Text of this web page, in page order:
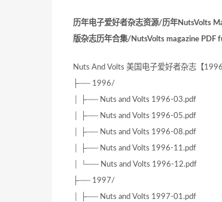
历年电子爱好者杂志资源/历年NutsVolts
版杂志历年合集/NutsVolts magazine PDF
Nuts And Volts 美国电子爱好者杂志【
├── 1996/
│ ├── Nuts and Volts 1996-03.pdf
│ ├── Nuts and Volts 1996-05.pdf
│ ├── Nuts and Volts 1996-08.pdf
│ ├── Nuts and Volts 1996-11.pdf
│ └── Nuts and Volts 1996-12.pdf
├── 1997/
│ ├── Nuts and Volts 1997-01.pdf